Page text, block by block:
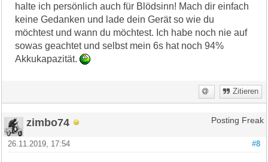
halte ich persönlich auch für Blödsinn! Mach dir einfach
keine Gedanken und lade dein Gerät so wie du
möchtest und wann du möchtest. Ich habe noch nie auf
sowas geachtet und selbst mein 6s hat noch 94%
Akkukapazität.
Zitieren
zimbo74 Posting Freak
#8
26.11.2019, 17:54